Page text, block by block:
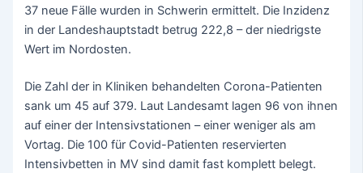
37 neue Fälle wurden in Schwerin ermittelt. Die Inzidenz
in der Landeshauptstadt betrug 222,8 – der niedrigste
Wert im Nordosten.
Die Zahl der in Kliniken behandelten Corona-Patienten
sank um 45 auf 379. Laut Landesamt lagen 96 von ihnen
auf einer der Intensivstationen – einer weniger als am
Vortag. Die 100 für Covid-Patienten reservierten
Intensivbetten in MV sind damit fast komplett belegt.